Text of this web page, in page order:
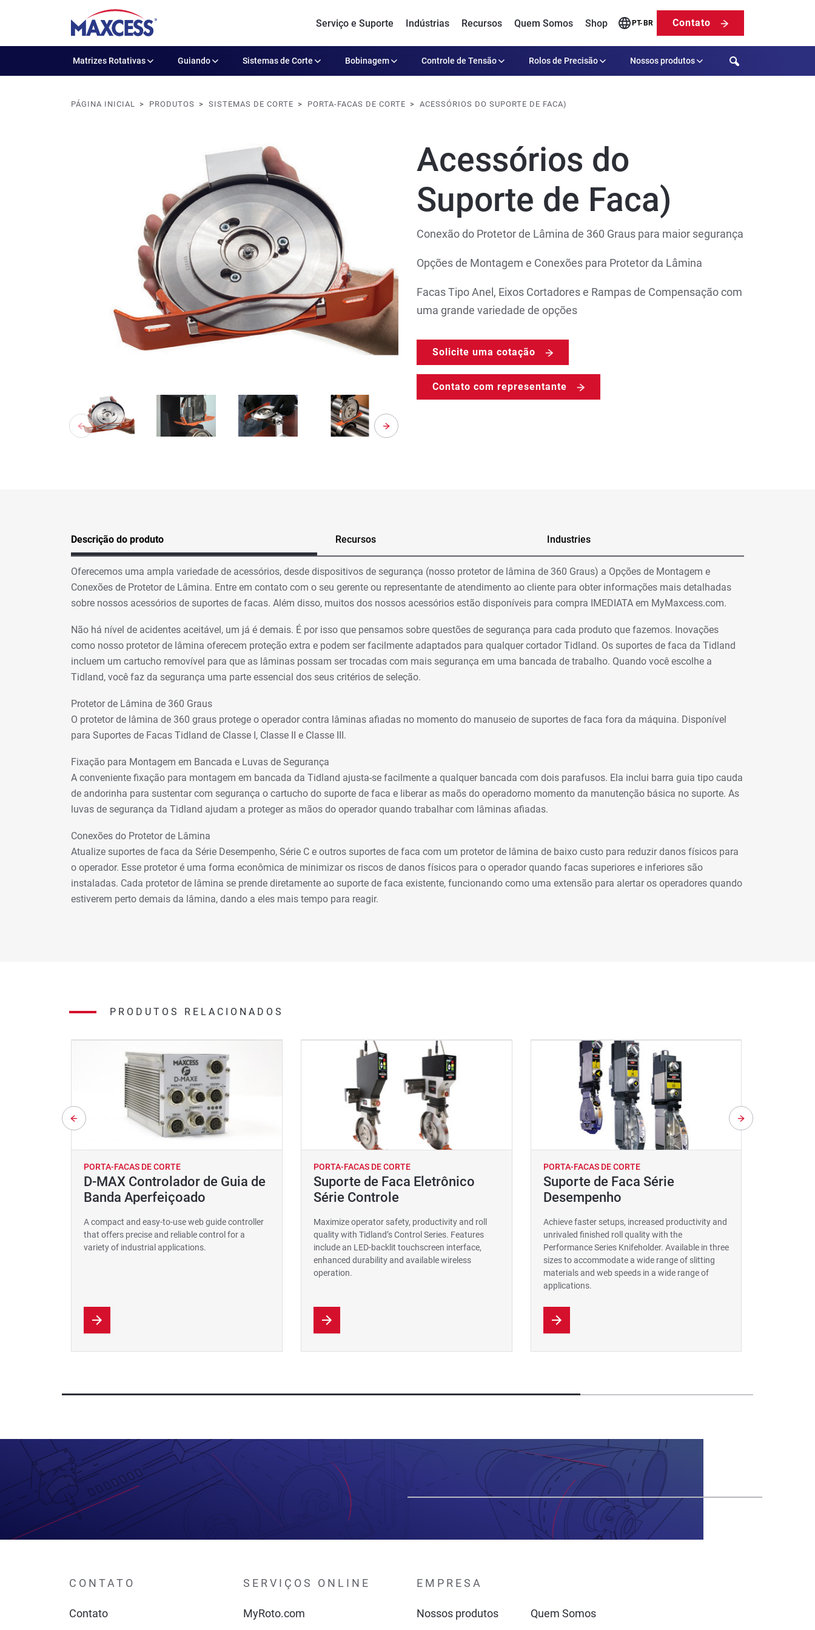
Serviço e Suporte Indústrias Recursos Quem Somos Shop PT-BR Contato
Matrizes Rotativas Guiando Sistemas de Corte Bobinagem Controle de Tensão Rolos de Precisão Nossos produtos Search
PÁGINA INICIAL PRODUTOS SISTEMAS DE CORTE PORTA-FACAS DE CORTE ACESSÓRIOS DO SUPORTE DE FACA)
Acessórios do
Suporte de Faca)
Conexão do Protetor de Lâmina de 360 Graus para maior segurança
Opções de Montagem e Conexões para Protetor da Lâmina
Facas Tipo Anel, Eixos Cortadores e Rampas de Compensação com
uma grande variedade de opções
Solicite uma cotação
Contato com representante
Descrição do produto Recursos Industries
Oferecemos uma ampla variedade de acessórios, desde dispositivos de segurança (nosso protetor de lâmina de 360 Graus) a Opções de Montagem e
Conexões de Protetor de Lâmina. Entre em contato com o seu gerente ou representante de atendimento ao cliente para obter informações mais detalhadas
sobre nossos acessórios de suportes de facas. Além disso, muitos dos nossos acessórios estão disponíveis para compra IMEDIATA em MyMaxcess.com.
Não há nível de acidentes aceitável, um já é demais. É por isso que pensamos sobre questões de segurança para cada produto que fazemos. Inovações
como nosso protetor de lâmina oferecem proteção extra e podem ser facilmente adaptados para qualquer cortador Tidland. Os suportes de faca da Tidland
incluem um cartucho removível para que as lâminas possam ser trocadas com mais segurança em uma bancada de trabalho. Quando você escolhe a
Tidland, você faz da segurança uma parte essencial dos seus critérios de seleção.
Protetor de Lâmina de 360 Graus
O protetor de lâmina de 360 graus protege o operador contra lâminas afiadas no momento do manuseio de suportes de faca fora da máquina. Disponível
para Suportes de Facas Tidland de Classe I, Classe II e Classe III.
Fixação para Montagem em Bancada e Luvas de Segurança
A conveniente fixação para montagem em bancada da Tidland ajusta-se facilmente a qualquer bancada com dois parafusos. Ela inclui barra guia tipo cauda
de andorinha para sustentar com segurança o cartucho do suporte de faca e liberar as maõs do operadorno momento da manutenção básica no suporte. As
luvas de segurança da Tidland ajudam a proteger as mãos do operador quando trabalhar com lâminas afiadas.
Conexões do Protetor de Lâmina
Atualize suportes de faca da Série Desempenho, Série C e outros suportes de faca com um protetor de lâmina de baixo custo para reduzir danos físicos para
o operador. Esse protetor é uma forma econômica de minimizar os riscos de danos físicos para o operador quando facas superiores e inferiores são
instaladas. Cada protetor de lâmina se prende diretamente ao suporte de faca existente, funcionando como uma extensão para alertar os operadores quando
estiverem perto demais da lâmina, dando a eles mais tempo para reagir.
PRODUTOS RELACIONADOS
PORTA-FACAS DE CORTE
D-MAX Controlador de Guia de
Banda Aperfeiçoado
A compact and easy-to-use web guide controller
that offers precise and reliable control for a
variety of industrial applications.
PORTA-FACAS DE CORTE
Suporte de Faca Eletrônico
Série Controle
Maximize operator safety, productivity and roll
quality with Tidland’s Control Series. Features
include an LED-backlit touchscreen interface,
enhanced durability and available wireless
operation.
PORTA-FACAS DE CORTE
Suporte de Faca Série
Desempenho
Achieve faster setups, increased productivity and
unrivaled finished roll quality with the
Performance Series Knifeholder. Available in three
sizes to accommodate a wide range of slitting
materials and web speeds in a wide range of
applications.
CONTATO
Contato
SERVIÇOS ONLINE
MyRoto.com
EMPRESA
Nossos produtos Quem Somos